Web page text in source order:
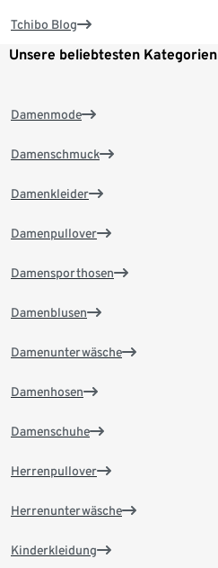
Tchibo Blog
Unsere beliebtesten Kategorien
Damenmode
Damenschmuck
Damenkleider
Damenpullover
Damensporthosen
Damenblusen
Damenunterwäsche
Damenhosen
Damenschuhe
Herrenpullover
Herrenunterwäsche
Kinderkleidung